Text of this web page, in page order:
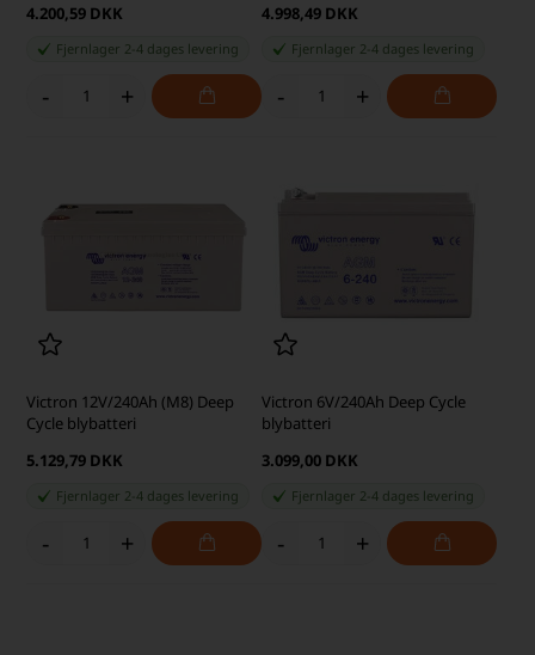
4.200,59 DKK
Fjernlager 2-4 dages levering
- +
4.998,49 DKK
Fjernlager 2-4 dages levering
- +
Victron 12V/240Ah (M8) Deep
Cycle blybatteri
5.129,79 DKK
Fjernlager 2-4 dages levering
- +
Victron 6V/240Ah Deep Cycle
blybatteri
3.099,00 DKK
Fjernlager 2-4 dages levering
- +